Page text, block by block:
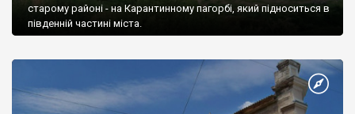
старому районі - на Карантинному пагорбі, який підноситься в
південній частині міста.